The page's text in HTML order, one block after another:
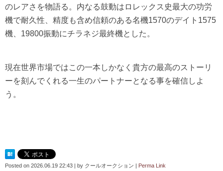
のレアさを物語る。内なる鼓動はロレックス史最大の功労
機で耐久性、精度も含め信頼のある名機1570のデイト1575
機、19800振動にチラネジ最終機とした。
現在世界市場ではこの一本しかなく貴方の最高のストーリ
ーを刻んでくれる一生のパートナーとなる事を確信しよ
う。
Posted on 2026.06.19 22:43 | by クールオークション | Perma Link